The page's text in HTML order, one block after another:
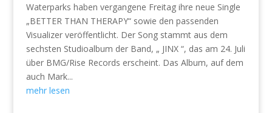
Waterparks haben vergangene Freitag ihre neue Single
„BETTER THAN THERAPY“ sowie den passenden
Visualizer veröffentlicht. Der Song stammt aus dem
sechsten Studioalbum der Band, „ JINX “, das am 24. Juli
über BMG/Rise Records erscheint. Das Album, auf dem
auch Mark...
mehr lesen